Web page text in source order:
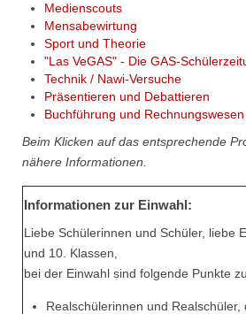
Medienscouts
Mensabewirtung
Sport und Theorie
"Las VeGAS" - Die GAS-
Technik / Nawi-Versuche
Präsentieren und Debattieren
Buchführung und Rechnungswesen
Beim Klicken auf das entsprechende
nähere Informationen.
Informationen zur Einwahl:
Liebe Schülerinnen und Schüler, liebe
und 10. Klassen,
bei der Einwahl sind folgende Punkte
Realschülerinnen und